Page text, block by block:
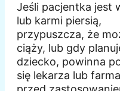
Jeśli pacjentka jest
lub karmi piersią,
przypuszcza, że
ciąży, lub gdy
dziecko, powinna
się lekarza lub